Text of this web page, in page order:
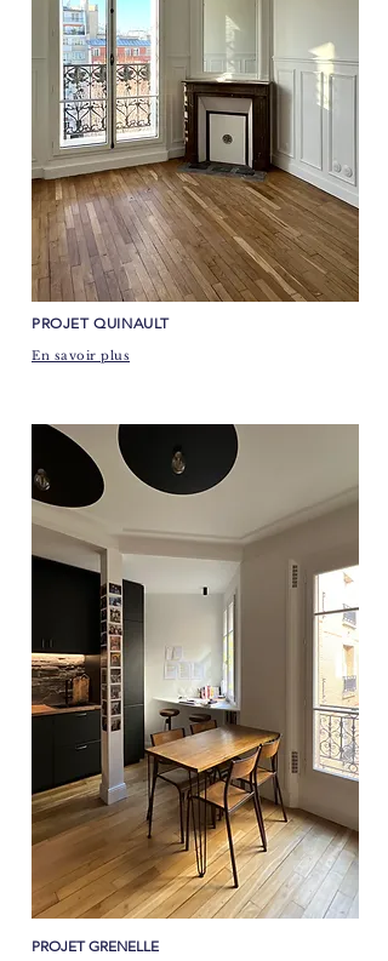
​PROJET QUINAULT
En savoir plus
PROJET GRENELLE